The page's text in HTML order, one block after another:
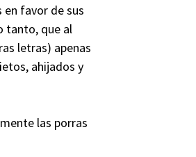
en favor de sus
tanto, que al
letras) apenas
ahijados y
las porras